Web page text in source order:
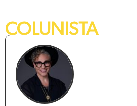
COLUNISTA